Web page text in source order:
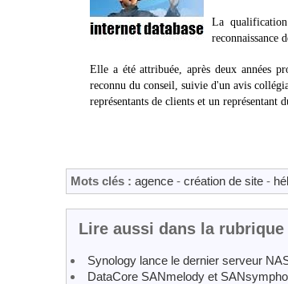
La qualification
reconnaissance
Elle a été attribuée, après deux années
reconnu du conseil, suivie d'un avis
représentants de clients et un représentant
Mots clés : agence - création de site -
Lire aussi dans la rubrique
Synology lance le dernier serveur
DataCore SANmelody et